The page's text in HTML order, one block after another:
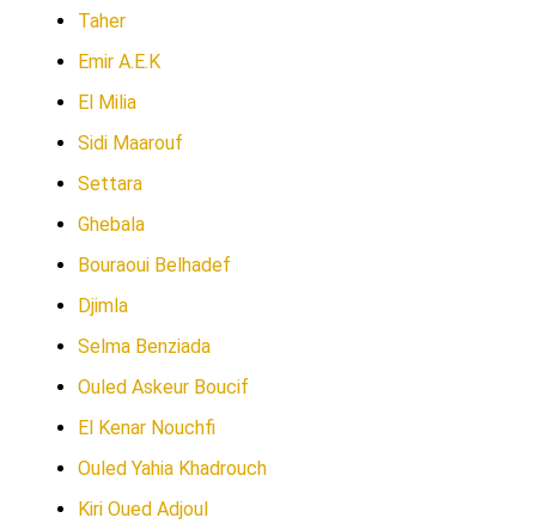
Taher
Emir A.E.K
El Milia
Sidi Maarouf
Settara
Ghebala
Bouraoui Belhadef
Djimla
Selma Benziada
Ouled Askeur Boucif
El Kenar Nouchfi
Ouled Yahia Khadrouch
Kiri Oued Adjoul